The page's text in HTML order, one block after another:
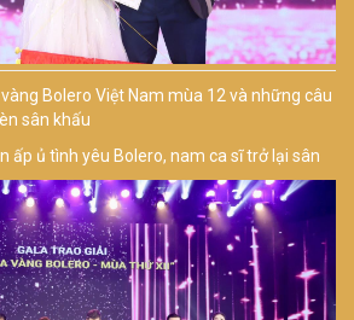
vàng Bolero Việt Nam mùa 12 và những câu
sân khấu
ấp ủ tình yêu Bolero, nam ca sĩ trở lại sân